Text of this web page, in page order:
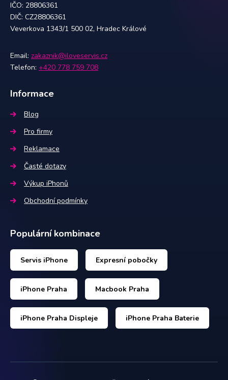
IČO: 28806361
DIČ: CZ28806361
Veverkova 1343/1 500 02, Hradec Králové
Email: zakaznik@iloveservis.cz
Telefon: +420 778 759 708
Informace
Blog
Pro firmy
Reklamace
Časté dotazy
Výkup iPhonů
Obchodní podmínky
Populární kombinace
Servis iPhone Expresní pobočky
iPhone Praha Macbook Praha
iPhone Praha Displeje iPhone Praha Baterie